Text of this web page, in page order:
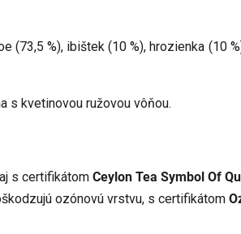
(73,5 %), ibištek (10 %), hrozienka (10
s kvetinovou ružovou vôňou.
s certifikátom Ceylon Tea Symbol Of
ozónovú vrstvu, s certifikátom